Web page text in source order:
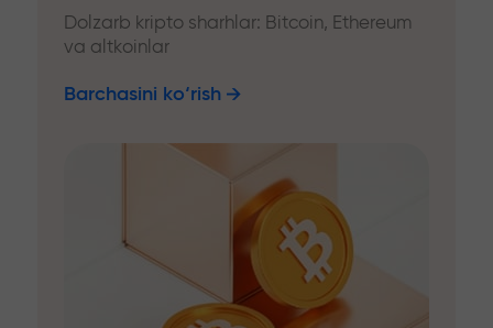
Dolzarb kripto sharhlar: Bitcoin, Ethereum
va altkoinlar
Barchasini ko‘rish